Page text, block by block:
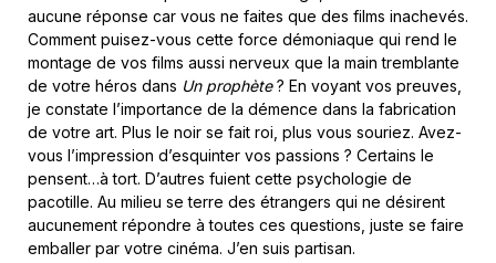
aucune réponse car vous ne faites que des films inachevés.
Comment puisez-vous cette force démoniaque qui rend le
montage de vos films aussi nerveux que la main tremblante
de votre héros dans Un prophète? En voyant vos preuves,
je constate l’importance de la démence dans la fabrication
de votre art. Plus le noir se fait roi, plus vous souriez. Avez-
vous l’impression d’esquinter vos passions ? Certains le
pensent…à tort. D’autres fuient cette psychologie de
pacotille. Au milieu se terre des étrangers qui ne désirent
aucunement répondre à toutes ces questions, juste se faire
emballer par votre cinéma. J’en suis partisan.